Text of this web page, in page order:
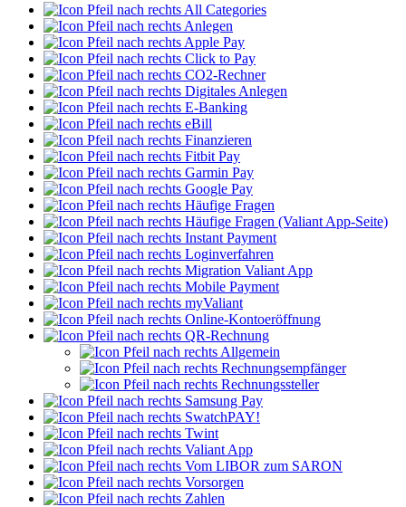
All Categories
Anlegen
Apple Pay
Click to Pay
CO2-Rechner
Digitales Anlegen
E-Banking
eBill
Finanzieren
Fitbit Pay
Garmin Pay
Google Pay
Häufige Fragen
Häufige Fragen (Valiant App-Seite)
Instant Payment
Loginverfahren
Migration Valiant App
Mobile Payment
myValiant
Online-Kontoeröffnung
QR-Rechnung
Allgemein
Rechnungsempfänger
Rechnungssteller
Samsung Pay
SwatchPAY!
Twint
Valiant App
Vom LIBOR zum SARON
Vorsorgen
Zahlen